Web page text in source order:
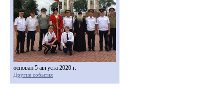
основан 5 августа 2020 г.
Другие события